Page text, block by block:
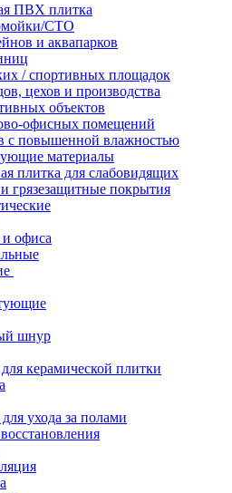
ПВХ плитка
СТО
и аквапарков
/ спортивных площадок
цехов и производства
объектов
офисных помещений
с повышенной влажностью
материалы
плитка для слабовидящих
грязезащитные покрытия
офиса
шнур
керамической плитки
ухода за полами